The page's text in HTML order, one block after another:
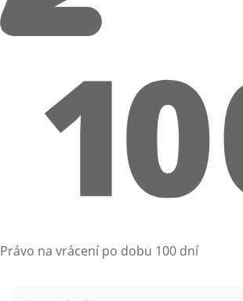
Právo na vrácení po dobu 100 dní